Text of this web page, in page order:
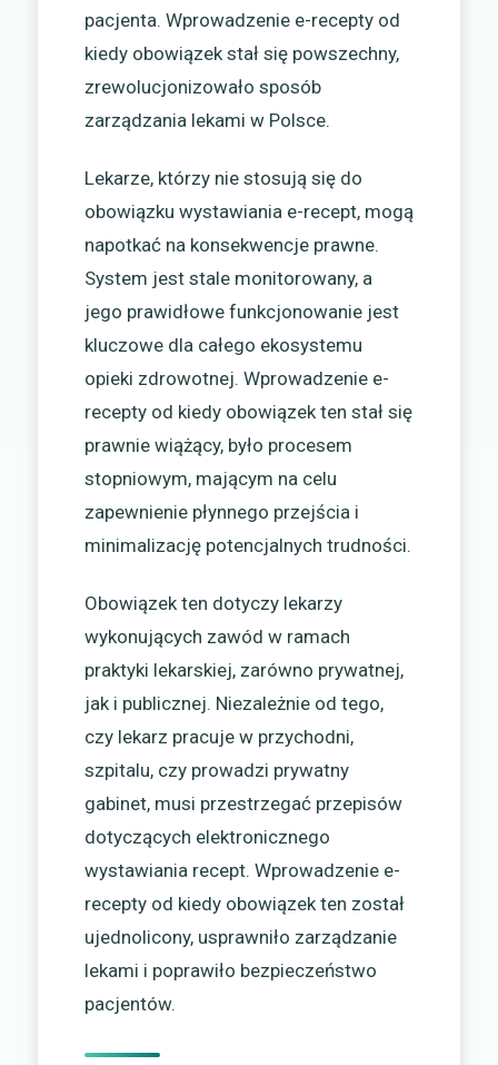
pacjenta. Wprowadzenie e-recepty od
kiedy obowiązek stał się powszechny,
zrewolucjonizowało sposób
zarządzania lekami w Polsce.
Lekarze, którzy nie stosują się do
obowiązku wystawiania e-recept, mogą
napotkać na konsekwencje prawne.
System jest stale monitorowany, a
jego prawidłowe funkcjonowanie jest
kluczowe dla całego ekosystemu
opieki zdrowotnej. Wprowadzenie e-
recepty od kiedy obowiązek ten stał się
prawnie wiążący, było procesem
stopniowym, mającym na celu
zapewnienie płynnego przejścia i
minimalizację potencjalnych trudności.
Obowiązek ten dotyczy lekarzy
wykonujących zawód w ramach
praktyki lekarskiej, zarówno prywatnej,
jak i publicznej. Niezależnie od tego,
czy lekarz pracuje w przychodni,
szpitalu, czy prowadzi prywatny
gabinet, musi przestrzegać przepisów
dotyczących elektronicznego
wystawiania recept. Wprowadzenie e-
recepty od kiedy obowiązek ten został
ujednolicony, usprawniło zarządzanie
lekami i poprawiło bezpieczeństwo
pacjentów.